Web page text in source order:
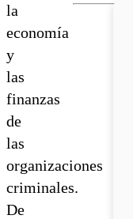
la
economía
y
las
finanzas
de
las
organizaciones
criminales.
De